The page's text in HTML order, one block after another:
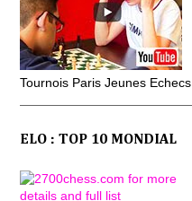
Tournois Paris Jeunes Echecs
ELO : TOP 10 MONDIAL